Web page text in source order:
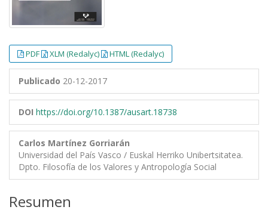
PDF XLM (Redalyc) HTML (Redalyc)
Publicado 20-12-2017
DOI https://doi.org/10.1387/ausart.18738
Carlos Martínez Gorriarán
Universidad del País Vasco / Euskal Herriko Unibertsitatea.
Dpto. Filosofía de los Valores y Antropología Social
Resumen